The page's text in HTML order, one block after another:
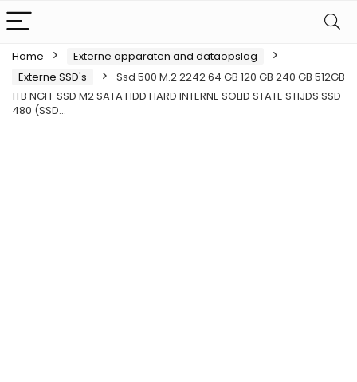
Home
Externe apparaten and dataopslag
Externe SSD's
Ssd 500 M.2 2242 64 GB 120 GB 240 GB 512GB
1TB NGFF SSD M2 SATA HDD HARD INTERNE SOLID STATE STIJDS SSD
480 (SSD…